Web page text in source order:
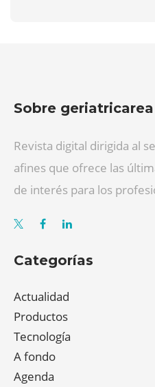
Sobre geriatricarea
Revista digital dirigida al
afines que ofrece las
de interés para los
Categorías
Actualidad
Productos
Tecnología
A fondo
Agenda